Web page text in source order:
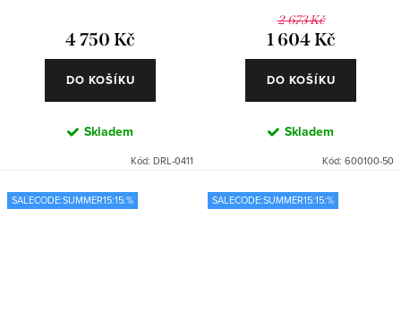
4 750 Kč
DO KOŠÍKU
Skladem
Kód: DRL-0411
2 673 Kč
1 604 Kč
DO KOŠÍKU
Skladem
Kód: 600100-50
SALECODE:SUMMER15:15:% SALECODE:SUMMER15:15:%